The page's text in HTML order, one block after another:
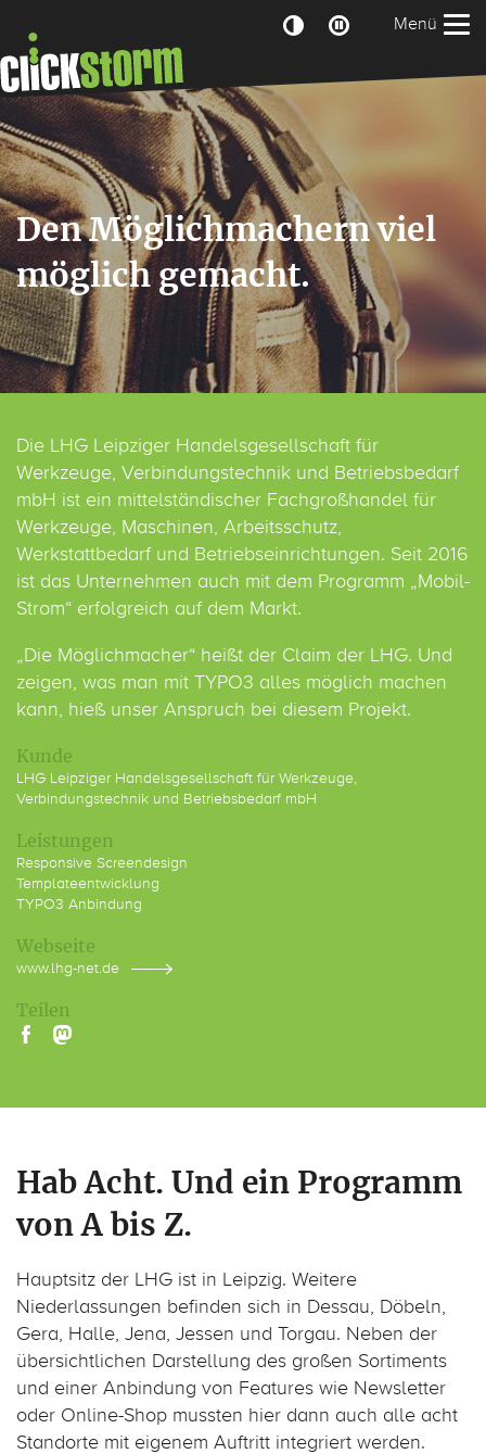
Zum Hauptbereich der
Menü
Den Möglichmachern viel
möglich gemacht.
Die LHG Leipziger Handelsgesellschaft für
Werkzeuge, Verbindungstechnik und Betriebsbedarf
mbH ist ein mittelständischer Fachgroßhandel für
Werkzeuge, Maschinen, Arbeitsschutz,
Werkstattbedarf und Betriebseinrichtungen. Seit 2016
ist das Unternehmen auch mit dem Programm „Mobil-
Strom“ erfolgreich auf dem Markt.
„Die Möglichmacher“ heißt der Claim der LHG. Und
zeigen, was man mit TYPO3 alles möglich machen
kann, hieß unser Anspruch bei diesem Projekt.
Kunde
LHG Leipziger Handelsgesellschaft für Werkzeuge,
Verbindungstechnik und Betriebsbedarf mbH
Leistungen
Responsive Screendesign
Templateentwicklung
TYPO3 Anbindung
Webseite
www.lhg-net.de
Teilen
Hab Acht. Und ein Programm
von A bis Z.
Hauptsitz der LHG ist in Leipzig. Weitere
Niederlassungen befinden sich in Dessau, Döbeln,
Gera, Halle, Jena, Jessen und Torgau. Neben der
übersichtlichen Darstellung des großen Sortiments
und einer Anbindung von Features wie Newsletter
oder Online-Shop mussten hier dann auch alle acht
Standorte mit eigenem Auftritt integriert werden.